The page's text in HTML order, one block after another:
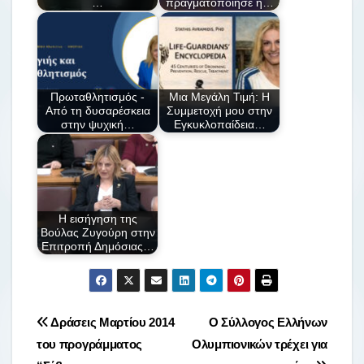
k
ε
Πρωταθλητισμός -
Από τη δυσαρέσκεια
στην ψυχική…
Μια Μεγάλη Τιμή: Η
Συμμετοχή μου στην
Εγκυκλοπαίδεια…
Η εισήγηση της
Βούλας Ζυγούρη στην
Επιτροπή Δημόσιας…
Πλοήγηση
Ο Σύλλογος Ελλήνων
Ολυμπιονικών τρέχει για
Δράσεις Μαρτίου 2014
του προγράμματος